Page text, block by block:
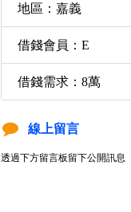
地區：嘉義
借錢會員：E
借錢需求：8萬
線上留言
透過下方留言板留下公開訊息